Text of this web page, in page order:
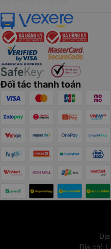
Đối tác thanh toán
Địa
Địa chỉ: